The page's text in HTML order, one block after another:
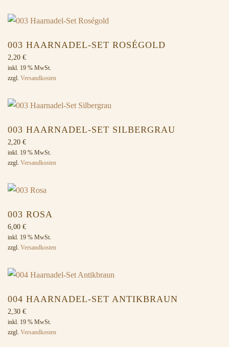
003 HAARNADEL-SET ROSÉGOLD
2,20 €
inkl. 19 % MwSt.
zzgl. Versandkosten
003 HAARNADEL-SET SILBERGRAU
2,20 €
inkl. 19 % MwSt.
zzgl. Versandkosten
003 ROSA
6,00 €
inkl. 19 % MwSt.
zzgl. Versandkosten
004 HAARNADEL-SET ANTIKBRAUN
2,30 €
inkl. 19 % MwSt.
zzgl. Versandkosten